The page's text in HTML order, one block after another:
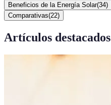
Beneficios de la Energía Solar(34)
Comparativas(22)
Artículos destacados